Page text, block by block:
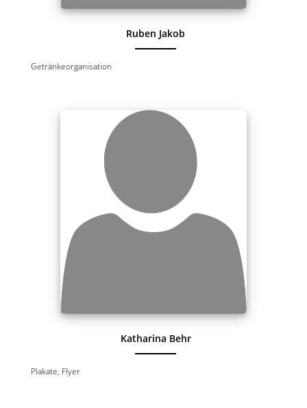
Ruben Jakob
Getränkeorganisation
Katharina Behr
Plakate, Flyer